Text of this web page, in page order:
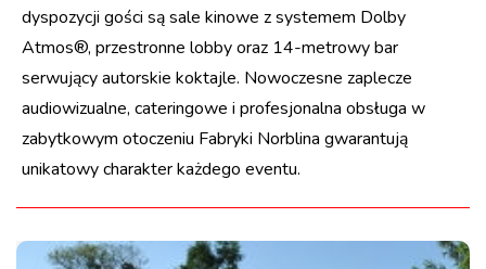
dyspozycji gości są sale kinowe z systemem Dolby
Atmos®, przestronne lobby oraz 14-metrowy bar
serwujący autorskie koktajle. Nowoczesne zaplecze
audiowizualne, cateringowe i profesjonalna obsługa w
zabytkowym otoczeniu Fabryki Norblina gwarantują
unikatowy charakter każdego eventu.